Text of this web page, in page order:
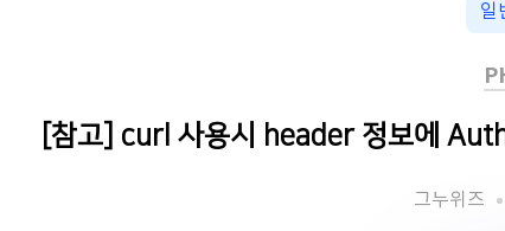
일
[참고] curl 사용시 header 정보에
그누위즈